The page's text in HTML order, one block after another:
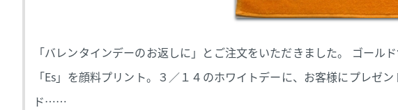
「バレンタインデーのお返しに」とご注文をいただきました。 ゴール
「Es」を顔料プリント。３／１４のホワイトデーに、お客様にプレゼ
ド……